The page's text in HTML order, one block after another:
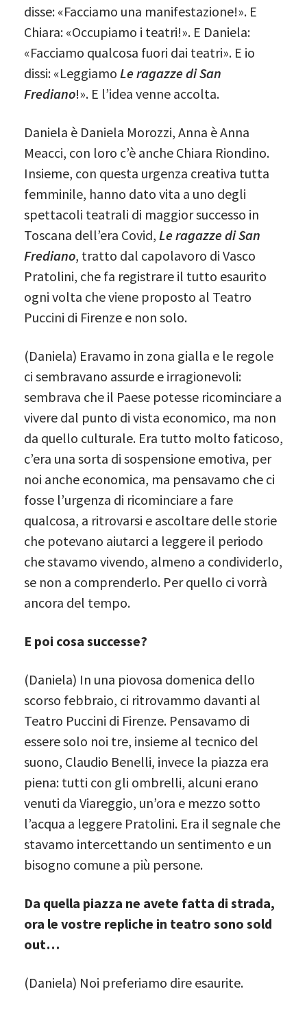
disse: «Facciamo una manifestazione!». E
Chiara: «Occupiamo i teatri!». E Daniela:
«Facciamo qualcosa fuori dai teatri». E io
dissi: «Leggiamo Le ragazze di San
Frediano!». E l’idea venne accolta.
Daniela è Daniela Morozzi, Anna è Anna
Meacci, con loro c’è anche Chiara Riondino.
Insieme, con questa urgenza creativa tutta
femminile, hanno dato vita a uno degli
spettacoli teatrali di maggior successo in
Toscana dell’era Covid, Le ragazze di San
Frediano, tratto dal capolavoro di Vasco
Pratolini, che fa registrare il tutto esaurito
ogni volta che viene proposto al Teatro
Puccini di Firenze e non solo.
(Daniela) Eravamo in zona gialla e le regole
ci sembravano assurde e irragionevoli:
sembrava che il Paese potesse ricominciare a
vivere dal punto di vista economico, ma non
da quello culturale. Era tutto molto faticoso,
c’era una sorta di sospensione emotiva, per
noi anche economica, ma pensavamo che ci
fosse l’urgenza di ricominciare a fare
qualcosa, a ritrovarsi e ascoltare delle storie
che potevano aiutarci a leggere il periodo
che stavamo vivendo, almeno a condividerlo,
se non a comprenderlo. Per quello ci vorrà
ancora del tempo.
E poi cosa successe?
(Daniela) In una piovosa domenica dello
scorso febbraio, ci ritrovammo davanti al
Teatro Puccini di Firenze. Pensavamo di
essere solo noi tre, insieme al tecnico del
suono, Claudio Benelli, invece la piazza era
piena: tutti con gli ombrelli, alcuni erano
venuti da Viareggio, un’ora e mezzo sotto
l’acqua a leggere Pratolini. Era il segnale che
stavamo intercettando un sentimento e un
bisogno comune a più persone.
Da quella piazza ne avete fatta di strada,
ora le vostre repliche in teatro sono sold
out…
(Daniela) Noi preferiamo dire esaurite.